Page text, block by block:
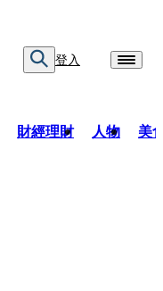
登入
財經理財 人物 美